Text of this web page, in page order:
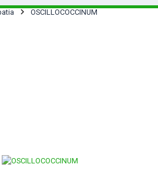
OSCILLOCOCCINUM